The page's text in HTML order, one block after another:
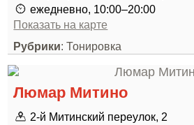
ежедневно, 10:00–20:00
Показать на карте
Рубрики: Тонировка
Люмар Митино
2-й Митинский переулок, 2